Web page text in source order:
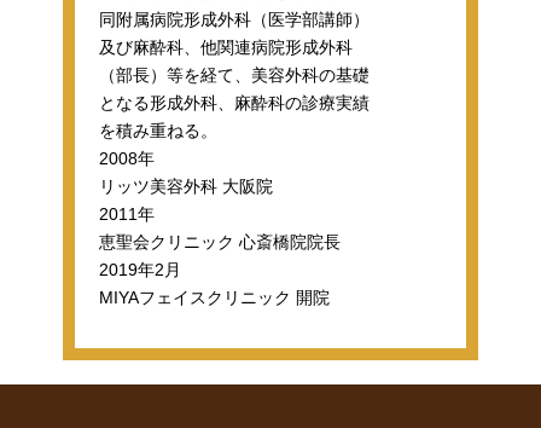
同附属病院形成外科（医学部講師）
及び麻酔科、他関連病院形成外科
（部長）等を経て、美容外科の基礎
となる形成外科、麻酔科の診療実績
を積み重ねる。
2008年
リッツ美容外科 大阪院
2011年
恵聖会クリニック 心斎橋院院長
2019年2月
MIYAフェイスクリニック 開院